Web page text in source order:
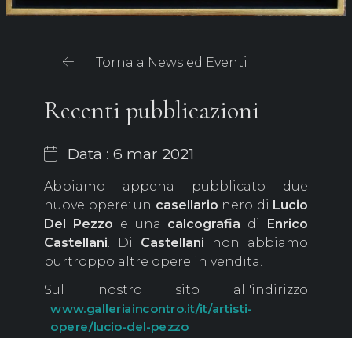
Torna a News ed Eventi
Recenti pubblicazioni
Data : 6 mar 2021
Abbiamo appena pubblicato due
nuove opere: un casellario nero di Lucio
Del Pezzo e una calcografia di
Enrico
Castellani. Di Castellani non abbiamo
purtroppo altre opere in vendita.
Sul nostro sito all'indirizzo
www.galleriaincontro.it/it/artisti-
opere/lucio-del-pezzo